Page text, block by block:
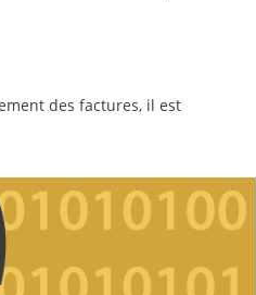
des factures, il est